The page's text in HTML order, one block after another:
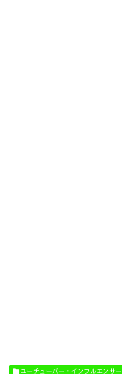
ユーチューバー・インフルエンサー